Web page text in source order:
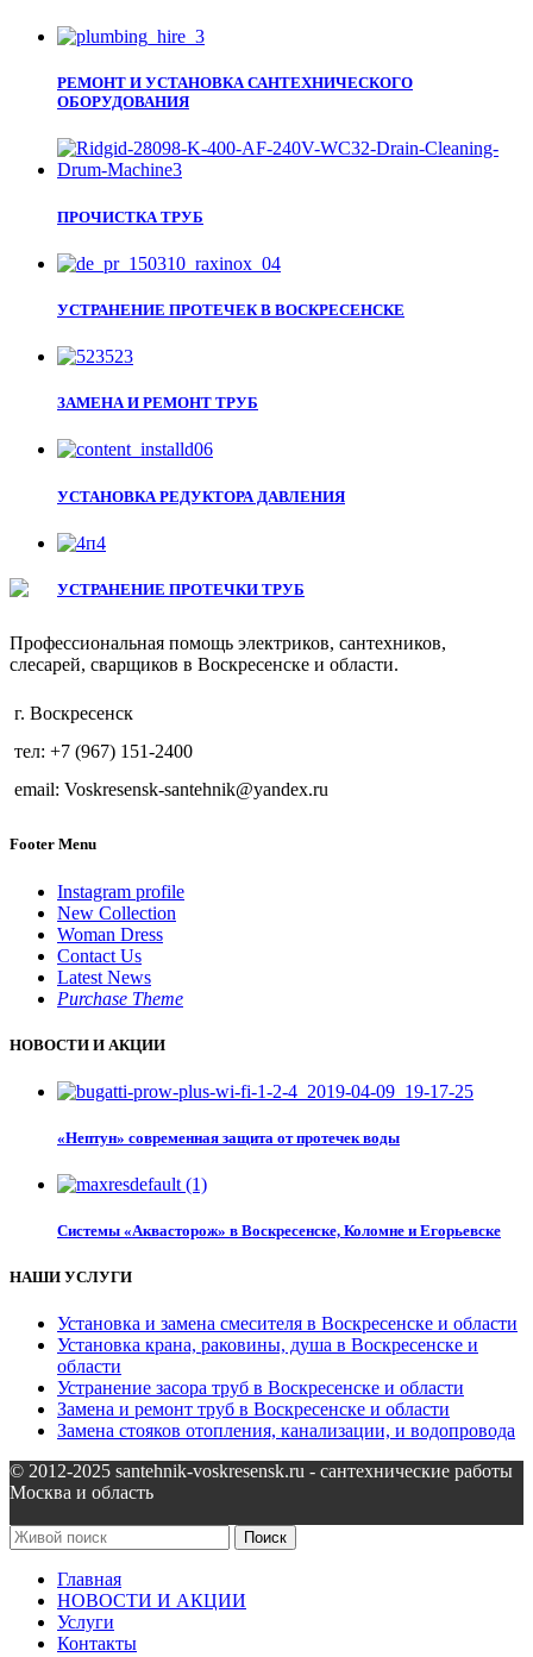
РЕМОНТ И УСТАНОВКА САНТЕХНИЧЕСКОГО
ОБОРУДОВАНИЯ
ПРОЧИСТКА ТРУБ
УСТРАНЕНИЕ ПРОТЕЧЕК В ВОСКРЕСЕНСКЕ
ЗАМЕНА И РЕМОНТ ТРУБ
УСТАНОВКА РЕДУКТОРА ДАВЛЕНИЯ
УСТРАНЕНИЕ ПРОТЕЧКИ ТРУБ
Профессиональная помощь электриков, сантехников,
слесарей, сварщиков в Воскресенске и области.
г. Воскресенск
тел: +7 (967) 151-2400
email: Voskresensk-santehnik@yandex.ru
Footer Menu
Instagram profile
New Collection
Woman Dress
Contact Us
Latest News
Purchase Theme
НОВОСТИ И АКЦИИ
«Нептун» современная защита от протечек воды
Системы «Аквасторож» в Воскресенске, Коломне и Егорьевске
НАШИ УСЛУГИ
Установка и замена смесителя в Воскресенске и области
Установка крана, раковины, душа в Воскресенске и
области
Устранение засора труб в Воскресенске и области
Замена и ремонт труб в Воскресенске и области
Замена стояков отопления, канализации, и водопровода
© 2012-2025 santehnik-voskresensk.ru - сантехнические работы
Москва и область
Поиск
Главная
НОВОСТИ И АКЦИИ
Услуги
Контакты